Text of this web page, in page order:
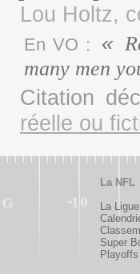
Lou Holtz,
En VO :
many men
Citation
réelle ou
La NFL
La
Super
Playoffs